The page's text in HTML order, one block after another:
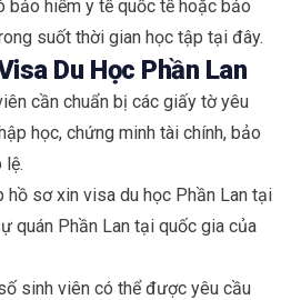
bảo hiểm y tế quốc tế hoặc bảo
suốt thời gian học tập tại đây.
Du Học Phần Lan
cần chuẩn bị các giấy tờ yêu
học, chứng minh tài chính, bảo
lệ.
hồ sơ xin visa du học Phần Lan tại
quán Phần Lan tại quốc gia của
sinh viên có thể được yêu cầu